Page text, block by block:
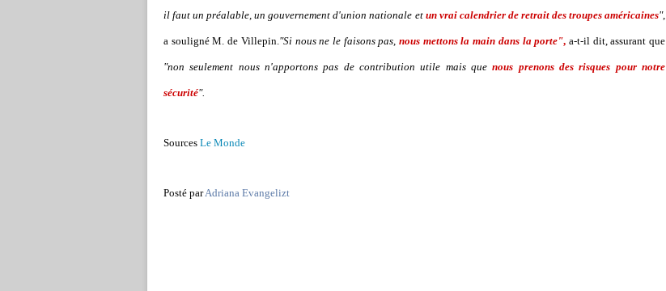
il faut un préalable, un gouvernement d'union nationale etun vrai calendrier de retrait des troupes américaines",
a souligné M. de Villepin."Si nous ne le faisons pas,nous mettons la main dans la porte", a-t-il dit, assurant que
"non seulement nous n'apportons pas de contribution utile mais que nous prenons des risques pour notre
sécurité".
Sources Le Monde
Posté parAdriana Evangelizt